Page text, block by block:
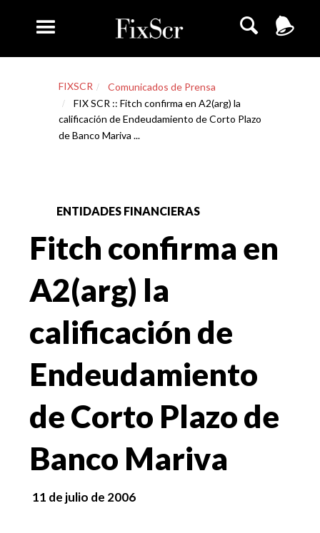
FIXSCR
Comunicados de Prensa
FIX SCR :: Fitch confirma en A2(arg) la
calificación de Endeudamiento de Corto Plazo
de Banco Mariva ...
ENTIDADES FINANCIERAS
Fitch confirma en
A2(arg) la
calificación de
Endeudamiento
de Corto Plazo de
Banco Mariva
11 de julio de 2006